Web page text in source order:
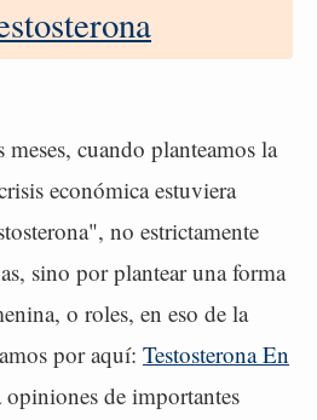
meses, cuando planteamos la
económica estuviera
no estrictamente
sino por plantear una forma
o roles, en eso de la
por aquí: Testosterona En
de importantes